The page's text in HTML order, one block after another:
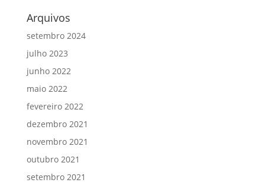
Arquivos
setembro 2024
julho 2023
junho 2022
maio 2022
fevereiro 2022
dezembro 2021
novembro 2021
outubro 2021
setembro 2021